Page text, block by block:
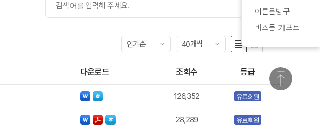
검색
인기순 40개씩
다운로드 조회수 등급
126,352 유료회원
28,289 유료회원
어른문방구
비즈폼 기프트